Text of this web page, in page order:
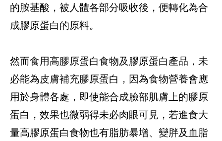
的胺基酸，被人體各部分吸收後，便轉化為合
成膠原蛋白的原料。
然而食用高膠原蛋白食物及膠原蛋白產品，未
必能為皮膚補充膠原蛋白，因為食物營養會應
用於身體各處，即使能合成臉部肌膚上的膠原
蛋白，效果也微弱得未必肉眼可見，若進食大
量高膠原蛋白食物也有脂肪暴增、變胖及血脂